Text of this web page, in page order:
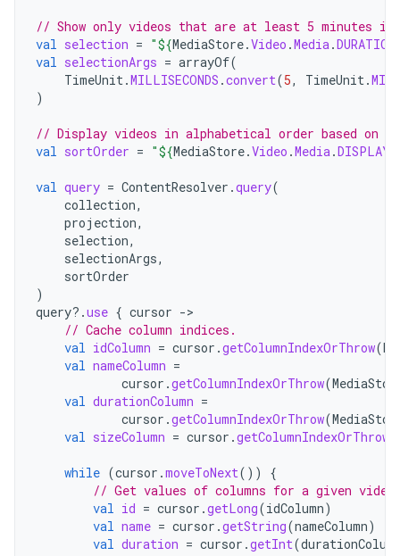
// Show only videos that are at least 5 minutes in
val selection = "${MediaStore.Video .Media.DURATION
val selectionArgs = arrayOf(
TimeUnit.MILLISECONDS .convert(5, TimeUnit.
)
// Display videos in alphabetical order based on
val sortOrder = "${MediaStore.Video .Media.
val query = ContentResolver .query(
collection,
projection,
selection,
selectionArgs,
sortOrder
)
query?.use { cursor ->
// Cache column indices.
val idColumn = cursor .getColumnIndexOrThrow(
val nameColumn =
cursor .getColumnIndexOrThrow(
val durationColumn =
cursor .getColumnIndexOrThrow(
val sizeColumn = cursor .getColumnIndexOrThrow
while (cursor .moveToNext())
{
// Get values of columns for a given
val id = cursor .getLong(idColumn)
val name = cursor .getString(nameColumn)
val duration = cursor .getInt(